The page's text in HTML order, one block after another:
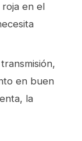
en el
en buen
la